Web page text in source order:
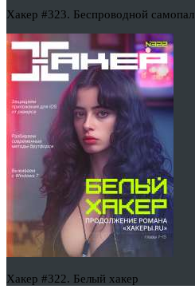
Хакер #323. Беспроводной самопал
Хакер #322. Белый хакер